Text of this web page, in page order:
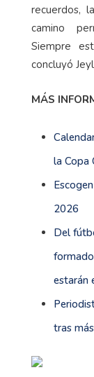
recuerdos,
camino
Siempre
concluyó
MÁS
la Copa
2026
Del
estarán
tras